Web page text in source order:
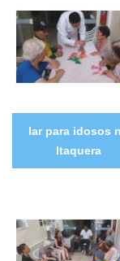
lar para idosos
Itaquera